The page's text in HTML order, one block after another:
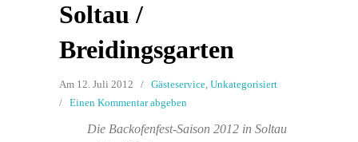
Soltau /
Breidingsgarten
Am 12. Juli 2012 / Gästeservice, Unkategorisiert
/ Einen Kommentar abgeben
Die Backofenfest-Saison 2012 in Soltau